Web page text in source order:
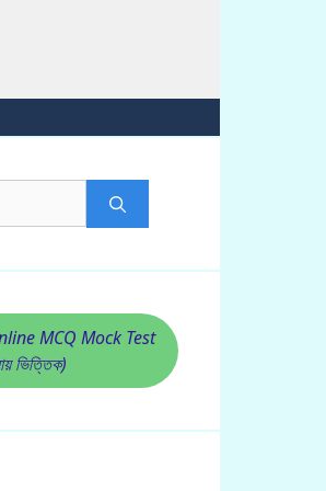
MCQ Mock Test
ভিত্তিক)